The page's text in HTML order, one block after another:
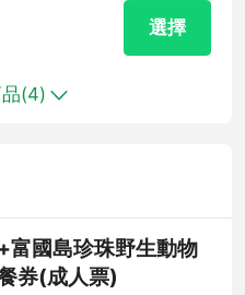
選擇
(4)
富國島珍珠野生動物
券(成人票)